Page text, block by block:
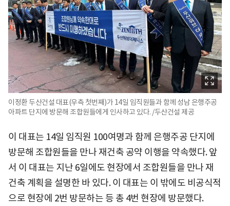
이정환 두산건설 대표(우측 첫번째)가 14일 임직원들과 함께 성남 은행주공
아파트 단지에 방문해 조합원들에게 인사하고 있다. /두산건설 제공
이 대표는 14일 임직원 100여명과 함께 은행주공 단지에
방문해 조합원들을 만나 재건축 공약 이행을 약속했다. 앞
서 이 대표는 지난 6일에도 현장에서 조합원들을 만나 재
건축 계획을 설명한 바 있다. 이 대표는 이 밖에도 비공식적
으로 현장에 2번 방문하는 등 총 4번 현장에 방문했다.